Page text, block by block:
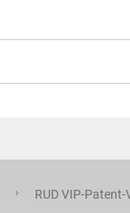
RUD VIP-